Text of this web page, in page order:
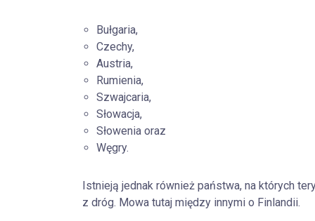
Bułgaria,
Czechy,
Austria,
Rumienia,
Szwajcaria,
Słowacja,
Słowenia oraz
Węgry.
Istnieją jednak również państwa, na których
z dróg. Mowa tutaj między innymi o Finlandii.